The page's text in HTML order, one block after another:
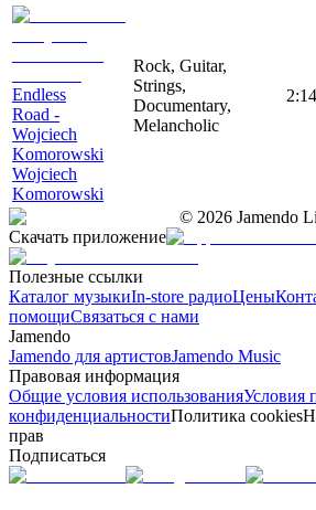
Endless
Road -
Wojciech
Komorowski
Wojciech
Komorowski
Rock, Guitar,
Strings,
Documentary,
Melancholic
2:14
© 2026 Jamendo
Скачать приложение
Полезные ссылки
Каталог музыкиIn-store радиоЦены
помощиСвязаться с нами
Jamendo
Jamendo для артистовJamendo Music
Правовая информация
Общие условия использованияУсловия
конфиденциальностиПолитика cookies
прав
Подписаться